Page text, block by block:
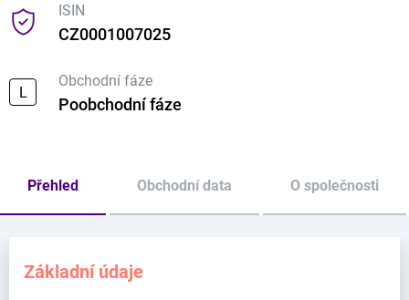
ISIN
CZ0001007025
L
Obchodní fáze
Poobchodní fáze
Přehled Obchodní data O společnosti
Základní údaje